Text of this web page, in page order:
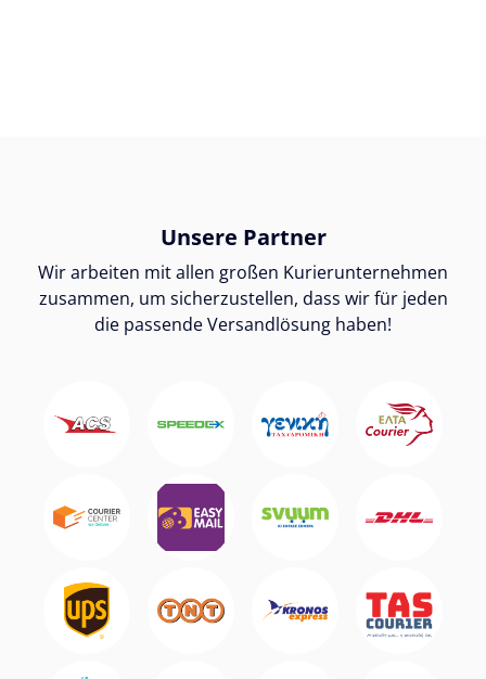
Unsere Partner
Wir arbeiten mit allen großen Kurierunternehmen
zusammen, um sicherzustellen, dass wir für jeden
die passende Versandlösung haben!